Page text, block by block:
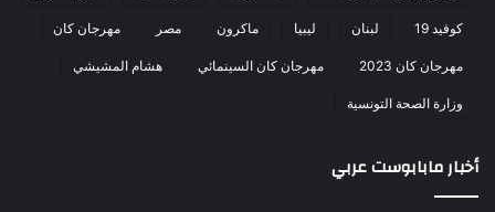
كوفيد 19 لبنان ليبيا ماكرون مصر مهرجان كان
مهرجان كان 2023 مهرجان كان السينمائي هشام المشيشي
وزارة الصحة التونسية
أخبار مابابوست عربي